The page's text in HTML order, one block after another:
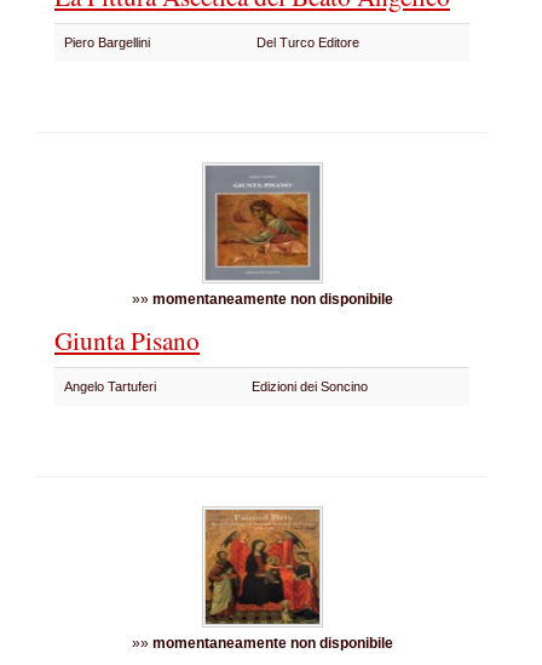
Piero Bargellini Del Turco Editore
»» momentaneamente non disponibile
Giunta Pisano
Angelo Tartuferi Edizioni dei Soncino
»» momentaneamente non disponibile